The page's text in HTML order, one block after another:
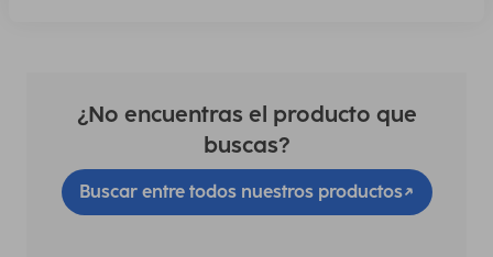
¿No encuentras el producto que
buscas?
Buscar entre todos nuestros productos